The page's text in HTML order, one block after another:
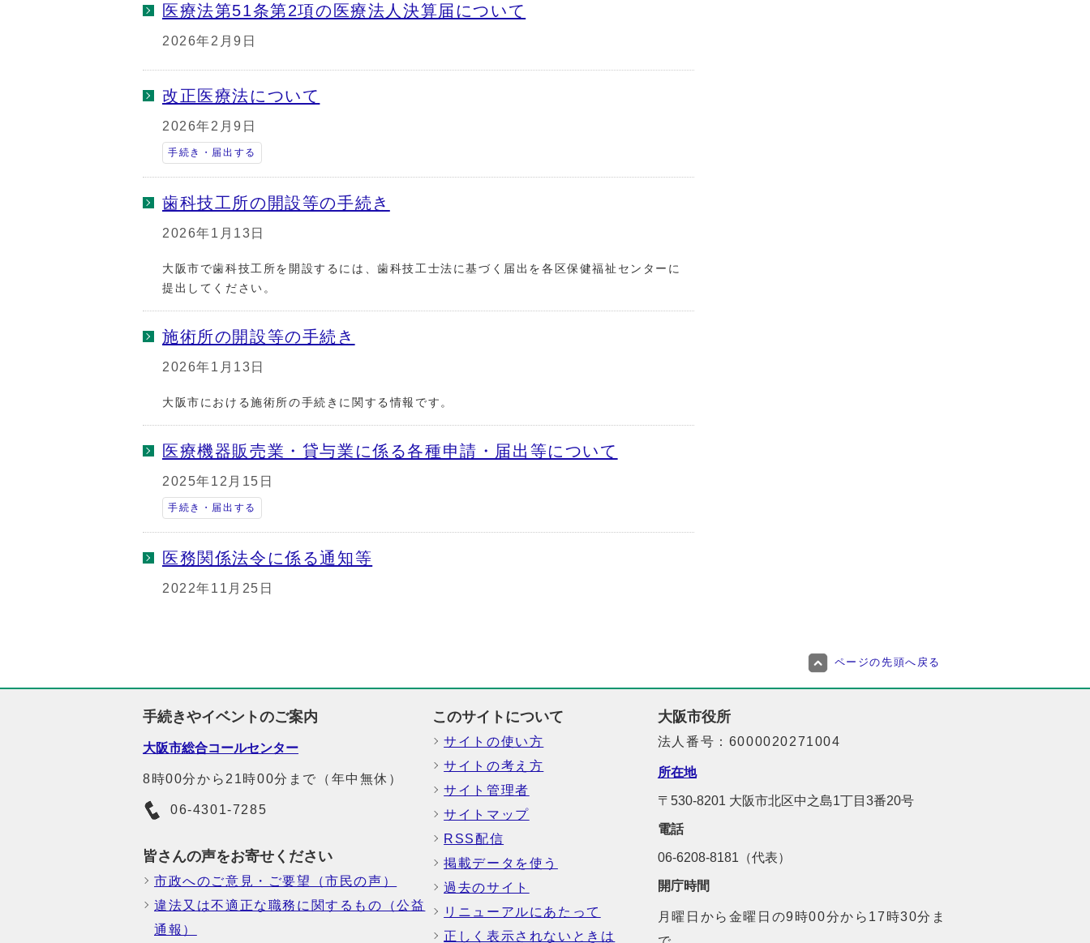
医療法第51条第2項の医療法人決算届について
2026年2月9日
改正医療法について
2026年2月9日
手続き・届出する
歯科技工所の開設等の手続き
2026年1月13日
大阪市で歯科技工所を開設するには、歯科技工士法に基づく届出を各区保健福祉センターに
提出してください。
施術所の開設等の手続き
2026年1月13日
大阪市における施術所の手続きに関する情報です。
医療機器販売業・貸与業に係る各種申請・届出等について
2025年12月15日
手続き・届出する
医務関係法令に係る通知等
2022年11月25日
ページの先頭へ戻る
手続きやイベントのご案内
大阪市総合コールセンター
8時00分から21時00分まで（年中無休）
06-4301-7285
皆さんの声をお寄せください
市政へのご意見・ご要望（市民の声）
違法又は不適正な職務に関するもの（公益
通報）
このサイトについて
サイトの使い方
サイトの考え方
サイト管理者
サイトマップ
RSS配信
掲載データを使う
過去のサイト
リニューアルにあたって
正しく表示されないときは
大阪市役所
法人番号：6000020271004
所在地
〒530-8201 大阪市北区中之島1丁目3番20号
電話
06-6208-8181（代表）
開庁時間
月曜日から金曜日の9時00分から17時30分ま